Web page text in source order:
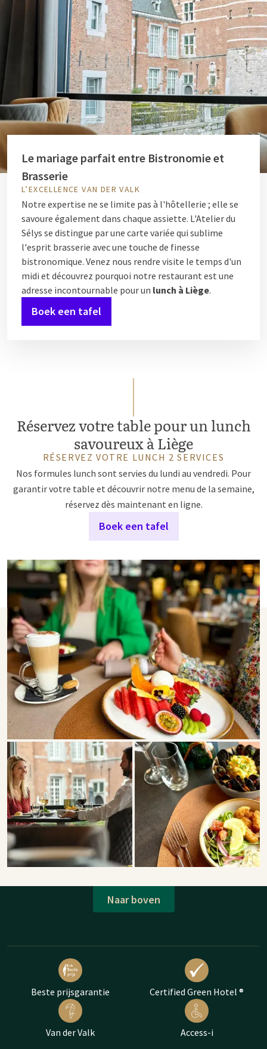
Le mariage parfait entre Bistronomie et
Brasserie
L’EXCELLENCE VAN DER VALK
Notre expertise ne se limite pas à l'hôtellerie ; elle se
savoure également dans chaque assiette. L'Atelier du
Sélys se distingue par une carte variée qui sublime
l'esprit brasserie avec une touche de finesse
bistronomique. Venez nous rendre visite le temps d'un
midi et découvrez pourquoi notre restaurant est une
adresse incontournable pour un lunch à Liège.
Boek een tafel
Réservez votre table pour un lunch
savoureux à Liège
RÉSERVEZ VOTRE LUNCH 2 SERVICES
Nos formules lunch sont servies du lundi au vendredi. Pour
garantir votre table et découvrir notre menu de la semaine,
réservez dès maintenant en ligne.
Boek een tafel
Naar boven
Beste prijsgarantie Certified Green Hotel ®
Van der Valk Access-i